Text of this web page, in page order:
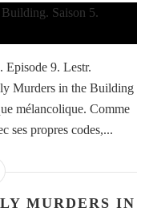
9. Lestr.
Murders in the Building
mélancolique. Comme
ses propres codes,...
MURDERS IN